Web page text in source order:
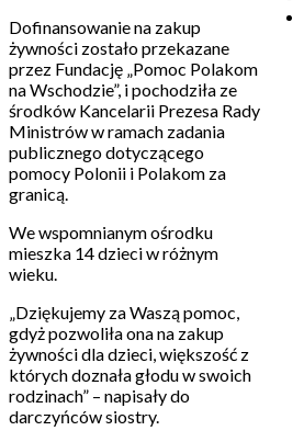
Dofinansowanie na zakup
żywności zostało przekazane
przez Fundację „Pomoc Polakom
na Wschodzie”, i pochodziła ze
środków Kancelarii Prezesa Rady
Ministrów w ramach zadania
publicznego dotyczącego
pomocy Polonii i Polakom za
granicą.
We wspomnianym ośrodku
mieszka 14 dzieci w różnym
wieku.
„Dziękujemy za Waszą pomoc,
gdyż pozwoliła ona na zakup
żywności dla dzieci, większość z
których doznała głodu w swoich
rodzinach” – napisały do
darczyńców siostry.